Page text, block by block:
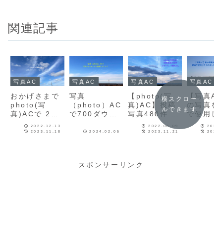
関連記事
写真AC
おかげさまで
photo(写
真)ACで 200
ダウンロード
されました！
2022.12.13
2023.11.18
写真AC
写真
（photo）AC
で700ダウン
しました！
2024.02.05
写真AC
【photo(写
真)AC】投稿
写真480件 ダ
ウンロード数
42DL
2022.08.09
2023.11.21
写真AC
【写真
の写真を
で使用し
れました
横スクロー
ルできます
スポンサーリンク